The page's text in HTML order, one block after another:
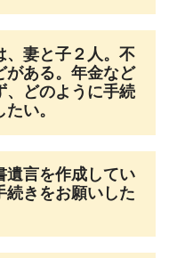
、妻と子２人。不
がある。年金など
、どのように手続
い。
遺言を作成してい
続きをお願いした